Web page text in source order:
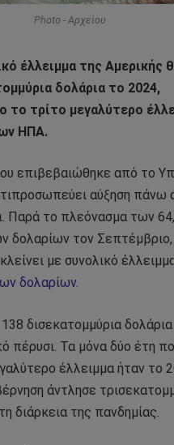
Photo - Αρχείου
έλλειμμα της Αμερικής
δολάρια το 2024,
το τρίτο μεγαλύτερο
ΗΠΑ.
επιβεβαιώθηκε από το
αύξηση πάνω
Παρά το πλεόνασμα των
δολαρίων τον
με συνολικό
δολαρίων.
δισεκατομμύρια δολάρια
πέρυσι. Τα μόνα δύο έτη
έλλειμμα ήταν το
άντλησε
διάρκεια της πανδημίας.